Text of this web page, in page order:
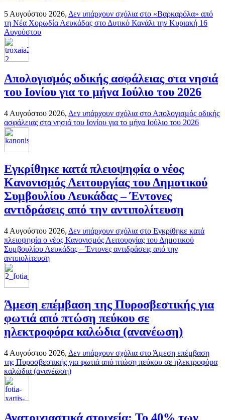
5 Αυγούστου 2026, Δεν υπάρχουν σχόλια στο «Βαρκαρόλα» από
τη Νέα Χορωδία Λευκάδας στο Δυτικό Κανάλι την Κυριακή 16
Αυγούστου
Απολογισμός οδικής ασφάλειας στα νησιά
του Ιονίου για το μήνα Ιούλιο του 2026
4 Αυγούστου 2026, Δεν υπάρχουν σχόλια στο Απολογισμός οδικής
ασφάλειας στα νησιά του Ιονίου για το μήνα Ιούλιο του 2026
Εγκρίθηκε κατά πλειοψηφία ο νέος
Κανονισμός Λειτουργίας του Δημοτικού
Συμβουλίου Λευκάδας – Έντονες
αντιδράσεις από την αντιπολίτευση
4 Αυγούστου 2026, Δεν υπάρχουν σχόλια στο Εγκρίθηκε κατά
πλειοψηφία ο νέος Κανονισμός Λειτουργίας του Δημοτικού
Συμβουλίου Λευκάδας – Έντονες αντιδράσεις από την
αντιπολίτευση
Άμεση επέμβαση της Πυροσβεστικής για
φωτιά από πτώση πεύκου σε
ηλεκτροφόρα καλώδια (ανανέωση)
4 Αυγούστου 2026, Δεν υπάρχουν σχόλια στο Άμεση επέμβαση
της Πυροσβεστικής για φωτιά από πτώση πεύκου σε ηλεκτροφόρα
καλώδια (ανανέωση)
Ανατριχιαστικά στοιχεία: Το 40% των